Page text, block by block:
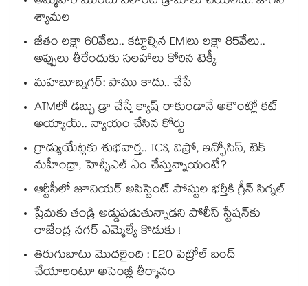
శ్యామల
జీతం లక్షా 60వేలు.. కట్టాల్సిన EMIలు లక్షా 85వేలు..
అప్పులు తీరేందుకు సలహాలు కోరిన టెక్కీ
మహబూబ్నగర్: పాము కాదు.. చేపే
ATMలో డబ్బు డ్రా చేస్తే క్యాష్ రాకుండానే అకౌంట్లో కట్
అయ్యాయ్.. న్యాయం చేసిన కోర్టు
గ్రాడ్యుయేట్లకు శుభవార్త.. TCS, విప్రో, ఇన్ఫోసిస్, టెక్
మహీంద్రా, హెచ్సీఎల్ ఏం చేస్తున్నాయంటే?
ఆర్టీసీలో జూనియర్ అసిస్టెంట్‌‌ పోస్టుల భర్తీకి గ్రీన్‌‌ సిగ్నల్
ప్రేమకు తండ్రి అడ్డుపడుతున్నాడని పోలీస్ స్టేషన్⁪కు
రాజేంద్ర నగర్ ఎమ్మెల్యే కొడుకు !
తిరుగుబాటు మొదలైంది : E20 పెట్రోల్ బంద్
చేయాలంటూ అసెంబ్లీ తీర్మానం